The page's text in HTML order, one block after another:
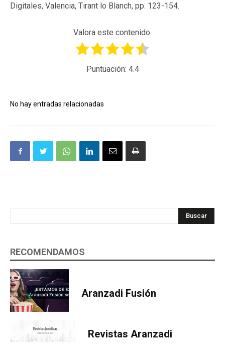
Digitales, Valencia, Tirant lo Blanch, pp. 123-154.
Valora este contenido.
Puntuación: 4.4
No hay entradas relacionadas
Buscar
RECOMENDAMOS
Aranzadi Fusión
Revistas Aranzadi